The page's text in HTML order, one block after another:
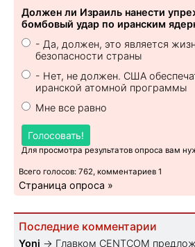
Должен ли Израиль нанести
бомбовый удар по иранским
- Да, должен, это является
безопасности страны
- Нет, не должен. США
иранской атомной программы
Мне все равно
Голосовать!
Для просмотра результатов опроса вам
Всего голосов: 762, комментариев 1
Страница опроса »
Последние комментарии
Yoni → Главком CENTCOM